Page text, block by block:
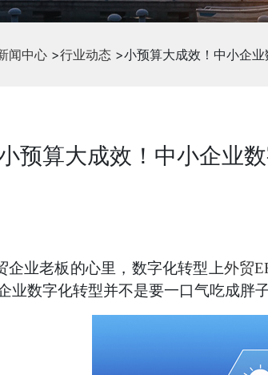
闻中心 >行业动态 >
预算大成效！中小企业
企业老板的心里，数字化转型上外贸
业数字化转型并不是要一口气吃成胖